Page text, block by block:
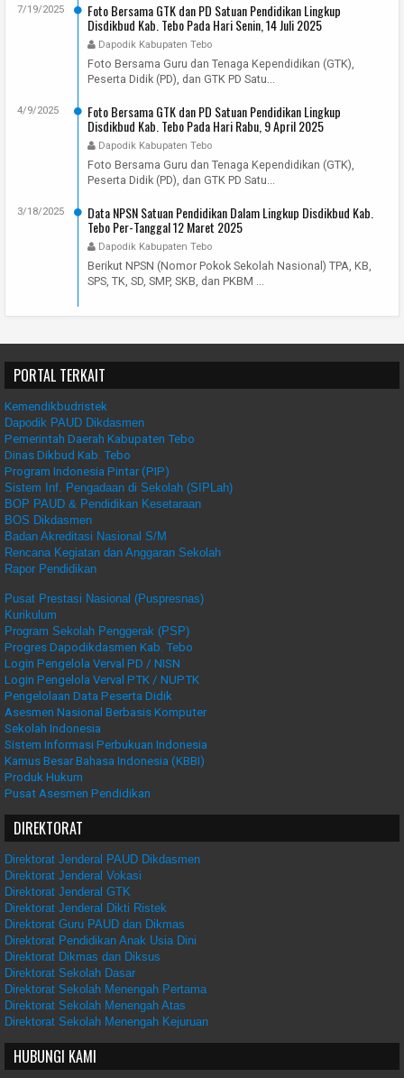
Foto Bersama GTK dan PD Satuan Pendidikan Lingkup
Disdikbud Kab. Tebo Pada Hari Senin, 14 Juli 2025
Dapodik Kabupaten Tebo
7/19/2025
Foto Bersama Guru dan Tenaga Kependidikan (GTK),
Peserta Didik (PD), dan GTK PD Satu...
Foto Bersama GTK dan PD Satuan Pendidikan Lingkup
Disdikbud Kab. Tebo Pada Hari Rabu, 9 April 2025
Dapodik Kabupaten Tebo
4/9/2025
Foto Bersama Guru dan Tenaga Kependidikan (GTK),
Peserta Didik (PD), dan GTK PD Satu...
Data NPSN Satuan Pendidikan Dalam Lingkup Disdikbud Kab.
Tebo Per-Tanggal 12 Maret 2025
Dapodik Kabupaten Tebo
3/18/2025
Berikut NPSN (Nomor Pokok Sekolah Nasional) TPA, KB,
SPS, TK, SD, SMP, SKB, dan PKBM ...
PORTAL TERKAIT
Kemendikbudristek
Dapodik PAUD Dikdasmen
Pemerintah Daerah Kabupaten Tebo
Dinas Dikbud Kab. Tebo
Program Indonesia Pintar (PIP)
Sistem Inf. Pengadaan di Sekolah (SIPLah)
BOP PAUD & Pendidikan Kesetaraan
BOS Dikdasmen
Badan Akreditasi Nasional S/M
Rencana Kegiatan dan Anggaran Sekolah
Rapor Pendidikan
Pusat Prestasi Nasional (Puspresnas)
Kurikulum
Program Sekolah Penggerak (PSP)
Progres Dapodikdasmen Kab. Tebo
Login Pengelola Verval PD / NISN
Login Pengelola Verval PTK / NUPTK
Pengelolaan Data Peserta Didik
Asesmen Nasional Berbasis Komputer
Sekolah Indonesia
Sistem Informasi Perbukuan Indonesia
Kamus Besar Bahasa Indonesia (KBBI)
Produk Hukum
Pusat Asesmen Pendidikan
DIREKTORAT
Direktorat Jenderal PAUD Dikdasmen
Direktorat Jenderal Vokasi
Direktorat Jenderal GTK
Direktorat Jenderal Dikti Ristek
Direktorat Guru PAUD dan Dikmas
Direktorat Pendidikan Anak Usia Dini
Direktorat Dikmas dan Diksus
Direktorat Sekolah Dasar
Direktorat Sekolah Menengah Pertama
Direktorat Sekolah Menengah Atas
Direktorat Sekolah Menengah Kejuruan
HUBUNGI KAMI